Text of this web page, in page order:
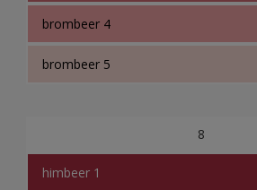
brombeer 4
brombeer 5
8
himbeer 1